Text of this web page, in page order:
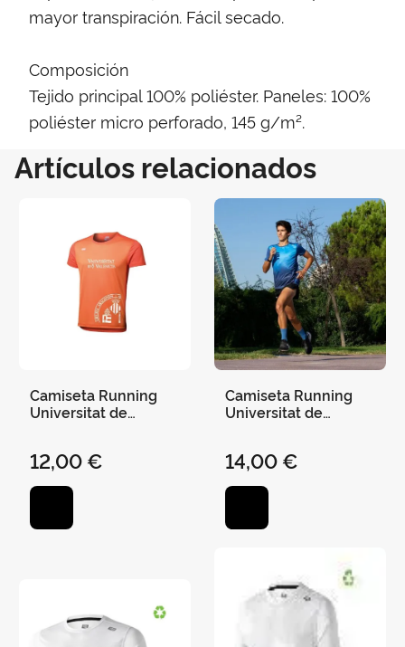
mayor transpiración. Fácil secado.
Composición
Tejido principal 100% poliéster. Paneles: 100%
poliéster micro perforado, 145 g/m².
Artículos relacionados
Camiseta Running
Universitat de
12,00 €
Camiseta Running
Universitat de
14,00 €